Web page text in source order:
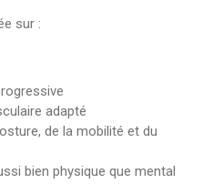
sur :
adapté
de la mobilité et du
bien physique que mental